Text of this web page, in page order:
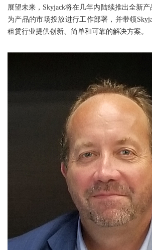
展望未来，Skyjack将在几年内陆续推出全新产
为产品的市场投放进行工作部署，并带领
租赁行业提供创新、简单和可靠的解决方案。